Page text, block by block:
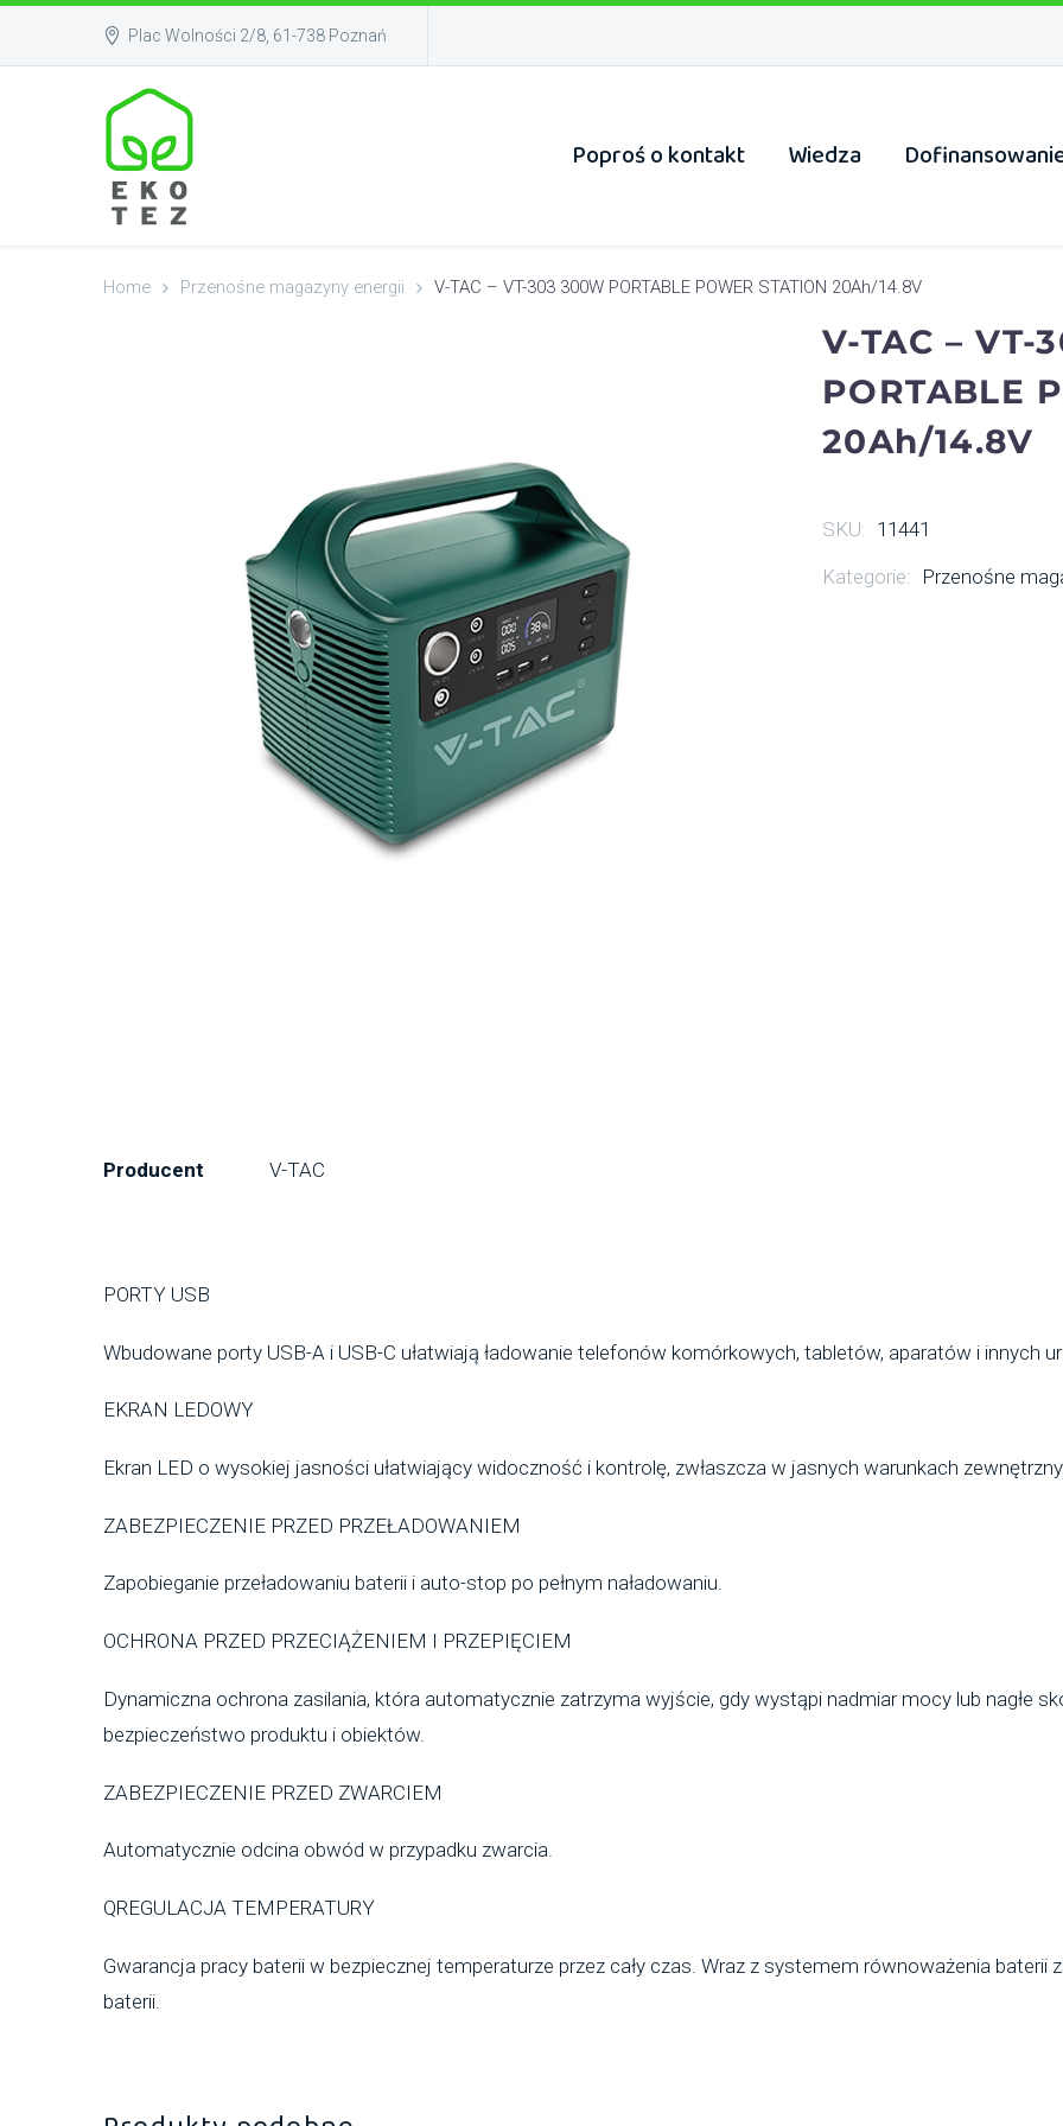
Plac Wolności 2/8, 61-738 Poznań
Poproś o kontakt Wiedza
Home Przenośne magazyny energii V-TAC – VT-303 300W PORTABLE POWER STATION 20Ah/14.8V
V-TAC – VT-
PORTABLE
20Ah/14.8V
SKU: 11441
Kategorie:
Przenośne
Producent V-TAC
PORTY USB
Wbudowane porty USB-A i USB-C ułatwiają ładowanie telefonów komórkowych, tabletów, aparatów i innych
EKRAN LEDOWY
Ekran LED o wysokiej jasności ułatwiający widoczność i kontrolę, zwłaszcza w jasnych warunkach
ZABEZPIECZENIE PRZED PRZEŁADOWANIEM
Zapobieganie przeładowaniu baterii i auto-stop po pełnym naładowaniu.
OCHRONA PRZED PRZECIĄŻENIEM I PRZEPIĘCIEM
Dynamiczna ochrona zasilania, która automatycznie zatrzyma wyjście, gdy wystąpi nadmiar mocy lub nagłe
bezpieczeństwo produktu i obiektów.
ZABEZPIECZENIE PRZED ZWARCIEM
Automatycznie odcina obwód w przypadku zwarcia.
QREGULACJA TEMPERATURY
Gwarancja pracy baterii w bezpiecznej temperaturze przez cały czas. Wraz z systemem równoważenia
baterii.